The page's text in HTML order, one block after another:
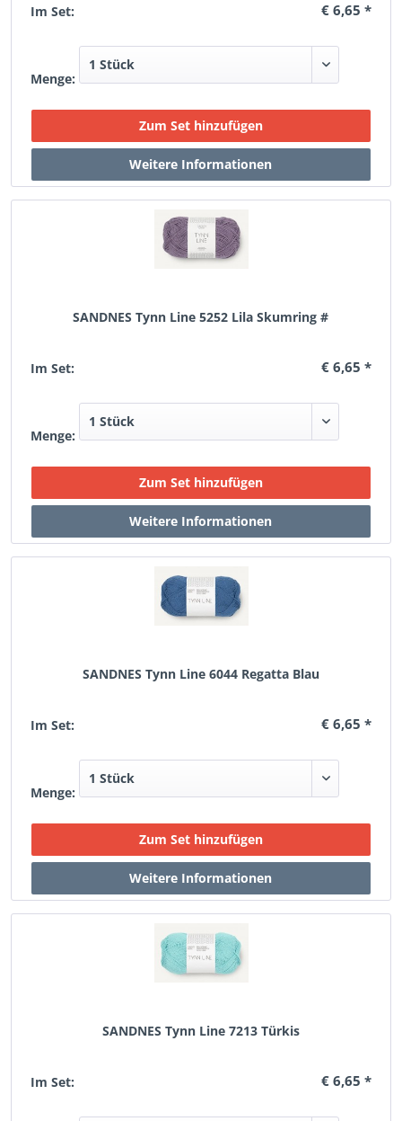
Im Set: € 6,65 *
Menge:
SANDNES Tynn Line 5252 Lila Skumring #
Im Set: € 6,65 *
Menge:
SANDNES Tynn Line 6044 Regatta Blau
Im Set: € 6,65 *
Menge:
SANDNES Tynn Line 7213 Türkis
Im Set: € 6,65 *